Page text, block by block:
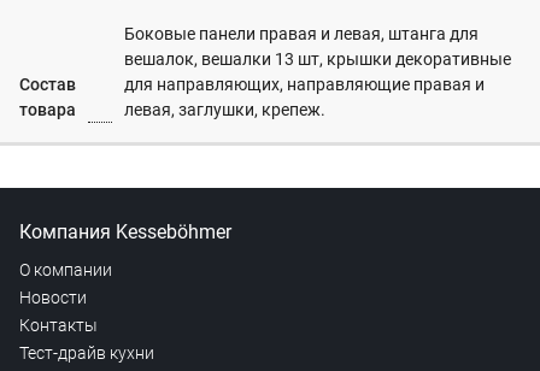
Состав
товара
Боковые панели правая и левая, штанга для
вешалок, вешалки 13 шт, крышки декоративные
для направляющих, направляющие правая и
левая, заглушки, крепеж.
Компания Kesseböhmer
О компании
Новости
Контакты
Тест-драйв кухни